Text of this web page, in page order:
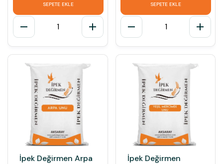
SEPETE EKLE
1
SEPETE EKLE
1
İpek Değirmen Arpa
İpek Değirmen